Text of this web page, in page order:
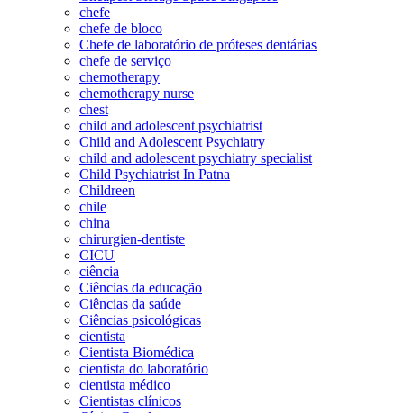
chefe
chefe de bloco
Chefe de laboratório de próteses dentárias
chefe de serviço
chemotherapy
chemotherapy nurse
chest
child and adolescent psychiatrist
Child and Adolescent Psychiatry
child and adolescent psychiatry specialist
Child Psychiatrist In Patna
Childreen
chile
china
chirurgien-dentiste
CICU
ciência
Ciências da educação
Ciências da saúde
Ciências psicológicas
cientista
Cientista Biomédica
cientista do laboratório
cientista médico
Cientistas clínicos